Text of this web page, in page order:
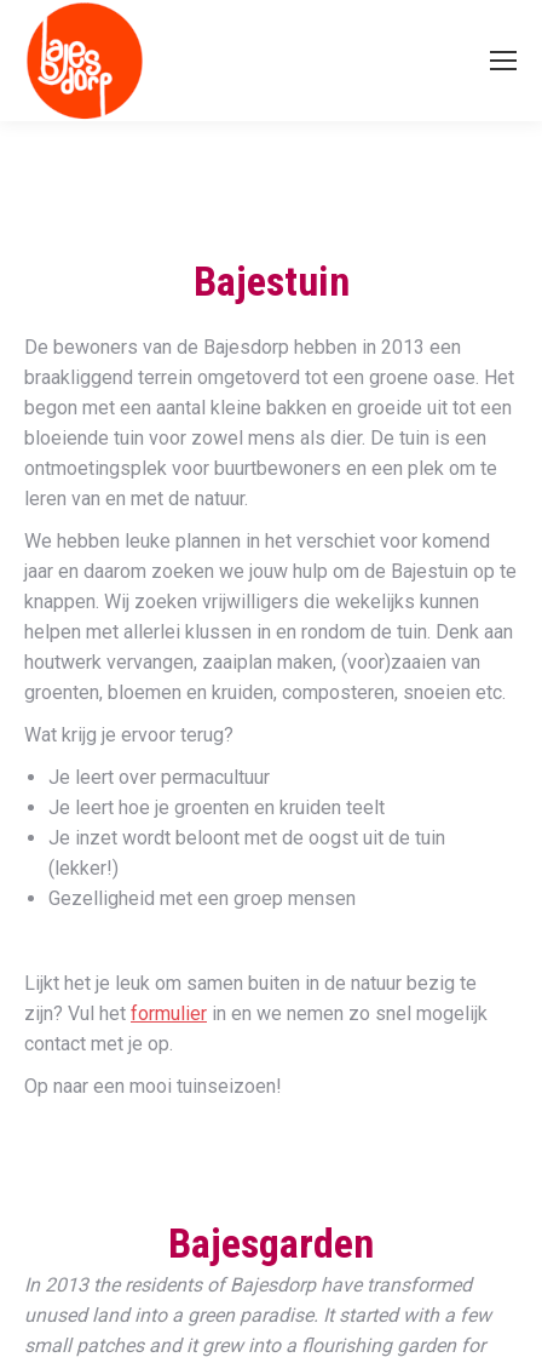
Bajestuin
De bewoners van de Bajesdorp hebben in 2013 een
braakliggend terrein omgetoverd tot een groene oase. Het
begon met een aantal kleine bakken en groeide uit tot een
bloeiende tuin voor zowel mens als dier. De tuin is een
ontmoetingsplek voor buurtbewoners en een plek om te
leren van en met de natuur.
We hebben leuke plannen in het verschiet voor komend
jaar en daarom zoeken we jouw hulp om de Bajestuin op te
knappen. Wij zoeken vrijwilligers die wekelijks kunnen
helpen met allerlei klussen in en rondom de tuin. Denk aan
houtwerk vervangen, zaaiplan maken, (voor)zaaien van
groenten, bloemen en kruiden, composteren, snoeien etc.
Wat krijg je ervoor terug?
Je leert over permacultuur
Je leert hoe je groenten en kruiden teelt
Je inzet wordt beloont met de oogst uit de tuin
(lekker!)
Gezelligheid met een groep mensen
Lijkt het je leuk om samen buiten in de natuur bezig te
zijn? Vul het formulier in en we nemen zo snel mogelijk
contact met je op.
Op naar een mooi tuinseizoen!
Bajesgarden
In 2013 the residents of Bajesdorp have transformed
unused land into a green paradise. It started with a few
small patches and it grew into a flourishing garden for